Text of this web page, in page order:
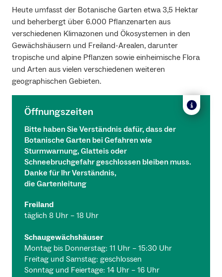
Heute umfasst der Botanische Garten etwa 3,5 Hektar
und beherbergt über 6.000 Pflanzenarten aus
verschiedenen Klimazonen und Ökosystemen in den
Gewächshäusern und Freiland-Arealen, darunter
tropische und alpine Pflanzen sowie einheimische Flora
und Arten aus vielen verschiedenen weiteren
geographischen Gebieten.
Öffnungszeiten
Bitte haben Sie Verständnis dafür, dass der
Botanische Garten bei Gefahren wie
Sturmwarnung, Glatteis oder
Schneebruchgefahr geschlossen bleiben muss.
Danke für Ihr Verständnis,
die Gartenleitung
Freiland
täglich 8 Uhr – 18 Uhr
Schaugewächshäuser
Montag bis Donnerstag: 11 Uhr – 15:30 Uhr
Freitag und Samstag: geschlossen
Sonntag und Feiertage: 14 Uhr – 16 Uhr